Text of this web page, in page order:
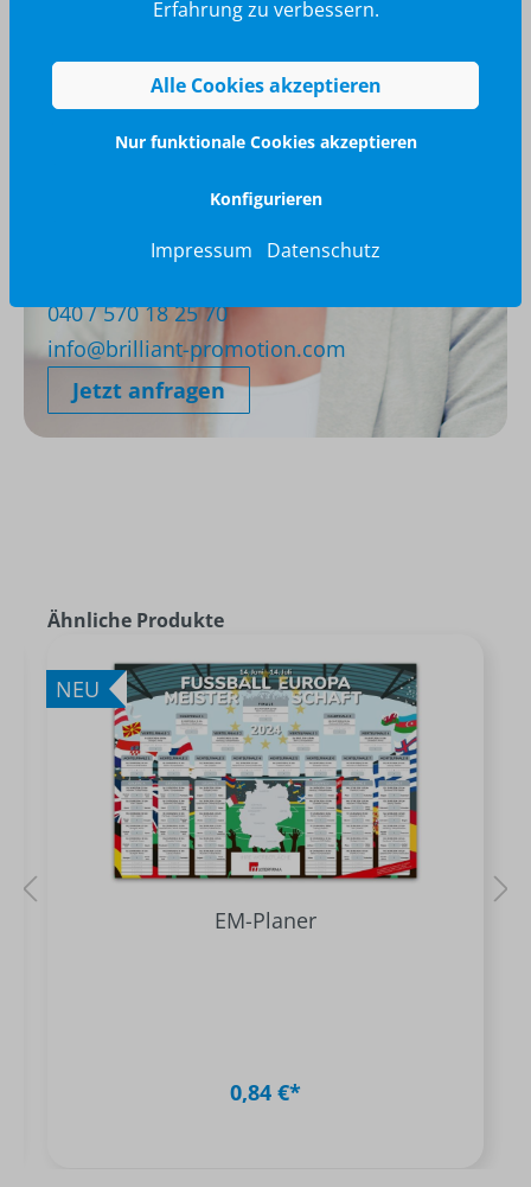
040 / 570 18 25 70
info@brilliant-promotion.com
Jetzt anfragen
Ähnliche Produkte
NEU
EM-Planer
0,84 €*
Erfahrung zu verbessern.
Alle Cookies akzeptieren
Nur funktionale Cookies akzeptieren
Konfigurieren
Impressum Datenschutz